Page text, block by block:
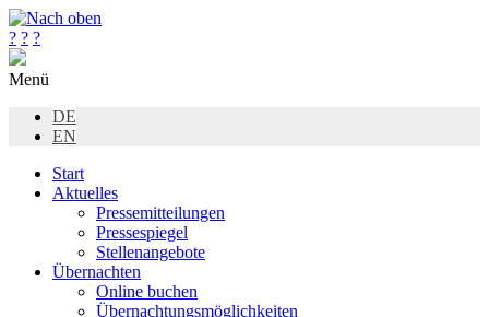
? ? ?
Menü
DE
EN
Start
Aktuelles
Pressemitteilungen
Pressespiegel
Stellenangebote
Übernachten
Online buchen
Übernachtungsmöglichkeiten